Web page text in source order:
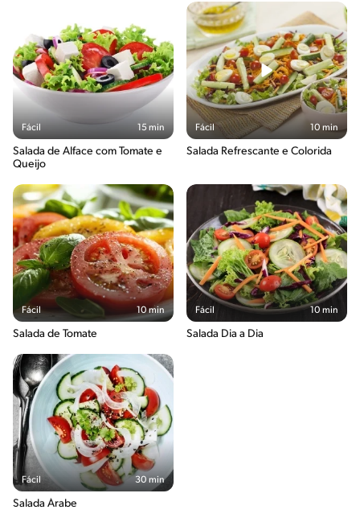
Fácil 15 min
Salada de Alface com Tomate e
Queijo
Fácil 10 min
Salada Refrescante e Colorida
Fácil 10 min
Salada de Tomate
Fácil 10 min
Salada Dia a Dia
Fácil 30 min
Salada Árabe